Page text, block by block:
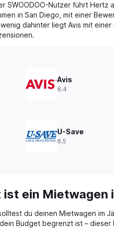
SWOODOO-Nutzer führt Hertz
in San Diego, mit einer
dahinter liegt Avis mit einer
Avis
6.4
U-Save
6.5
ein Mietwagen
du deinen Mietwagen im
Budget begrenzt ist –